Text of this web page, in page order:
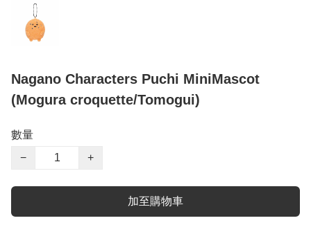
Nagano Characters Puchi MiniMascot
(Mogura croquette/Tomogui)
數量
−
+
加至購物車